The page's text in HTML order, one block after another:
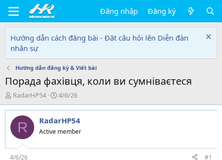
Đăng nhập Đăng ký
Hướng dẫn cách đăng bài - Đặt câu hỏi lên Diễn đàn
nhân sự
Hướng dẫn đăng ký & Viết bài
Порада фахівця, коли ви сумніваєтеся
T
h
r
e
d
s
t
RadarHP54
N
g
à
y
g
i
4/6/26
R RadarHP54
Active member
4/6/26 #1